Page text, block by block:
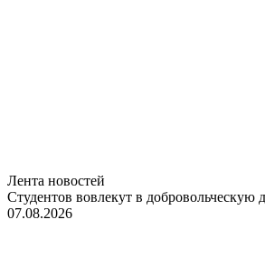
Лента новостей
Студентов вовлекут в добровольческую
07.08.2026